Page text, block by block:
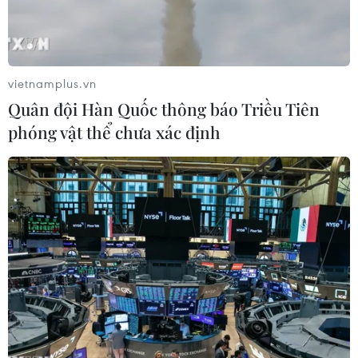
Tổng thống Mỹ Donald Trump (phải) hội đàm với Tổng thống
Ukraine Volodymyr Zelensky tại Nhà Trắng, ngày 28/2/2025.
(Ảnh: Reuters/TTXVN)
Ngày 5/3, Cố vấn An ninh Quốc gia Nhà Trắng
Mike Waltz cho biết Tổng thống Mỹ Donald
vietnamplus.vn
Quân đội Hàn Quốc thông báo Triều Tiên
phóng vật thể chưa xác định